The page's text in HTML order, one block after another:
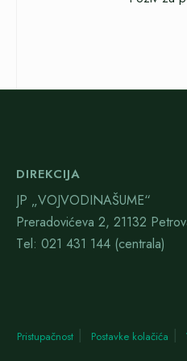
DIREKCIJA
JP „VOJVODINAŠUME“
Preradovićeva 2, 21132
Тel: 021 431 144 (centrala)
Pristupačnost Postavke kolačića